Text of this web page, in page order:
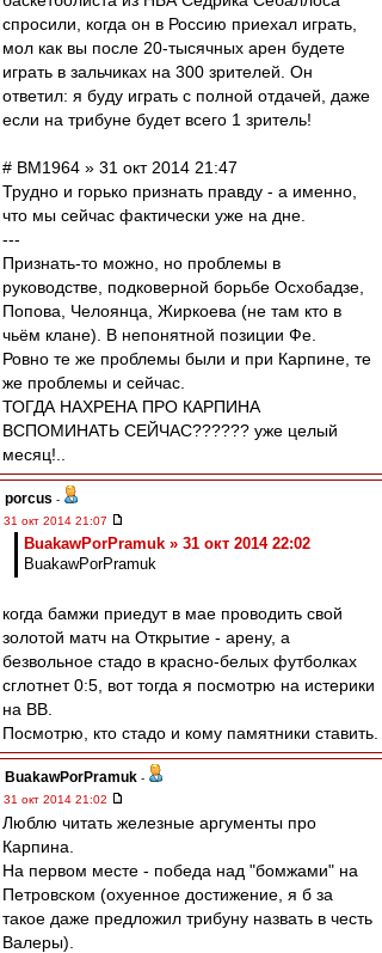
спросили, когда он в Россию приехал играть,
мол как вы после 20-тысячных арен будете
играть в зальчиках на 300 зрителей. Он
ответил: я буду играть с полной отдачей, даже
если на трибуне будет всего 1 зритель!
# BM1964 » 31 окт 2014 21:47
Трудно и горько признать правду - а именно,
что мы сейчас фактически уже на дне.
---
Признать-то можно, но проблемы в
руководстве, подковерной борьбе Осхобадзе,
Попова, Челоянца, Жиркоева (не там кто в
чьём клане). В непонятной позиции Фе.
Ровно те же проблемы были и при Карпине, те
же проблемы и сейчас.
ТОГДА НАХРЕНА ПРО КАРПИНА
ВСПОМИНАТЬ СЕЙЧАС?????? уже целый
месяц!..
porcus -
31 окт 2014 21:07
BuakawPorPramuk » 31 окт 2014 22:02
BuakawPorPramuk
когда бамжи приедут в мае проводить свой
золотой матч на Открытие - арену, а
безвольное стадо в красно-белых футболках
сглотнет 0:5, вот тогда я посмотрю на истерики
на ВВ.
Посмотрю, кто стадо и кому памятники ставить.
BuakawPorPramuk -
31 окт 2014 21:02
Люблю читать железные аргументы про
Карпина.
На первом месте - победа над "бомжами" на
Петровском (охуенное достижение, я б за
такое даже предложил трибуну назвать в честь
Валеры).